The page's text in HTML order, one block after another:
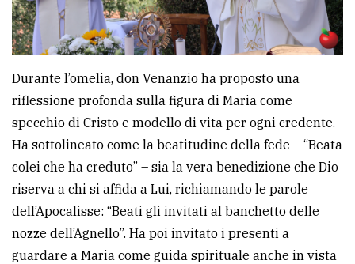
Durante l’omelia, don Venanzio ha proposto una
riflessione profonda sulla figura di Maria come
specchio di Cristo e modello di vita per ogni credente.
Ha sottolineato come la beatitudine della fede – “Beata
colei che ha creduto” – sia la vera benedizione che Dio
riserva a chi si affida a Lui, richiamando le parole
dell’Apocalisse: “Beati gli invitati al banchetto delle
nozze dell’Agnello”. Ha poi invitato i presenti a
guardare a Maria come guida spirituale anche in vista